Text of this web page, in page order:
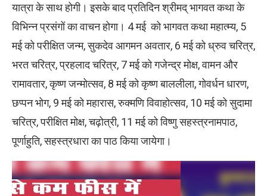
यात्रा के साथ होगी। इसके बाद प्रतिदिन श्रीमद् भागवत कथा के
विभिन्न प्रसंगों का वाचन होगा। 4 मई को भागवत कथा महात्म्य, 5
मई को परीक्षित जन्म, सुकदेव आगमन अवतार, 6 मई को ध्रुव चरित्र,
भरत चरित्र, प्रहलाद चरित्र, 7 मई को गजेन्द्र मोक्ष, वामन और
रामावतार, कृष्ण जन्मोत्सव, 8 मई को कृष्ण बाललीला, गोवर्धन धारण,
छप्पन भोग, 9 मई को महारास, रुक्मणि विवाहोत्सव, 10 मई को सुदामा
चरित्र, परीक्षित मोक्ष, चढ़ोत्री, 11 मई को विष्णु सहस्त्रनामपाठ,
पूर्णाहुति, सहस्त्रधारा का पाठ किया जायेगा।